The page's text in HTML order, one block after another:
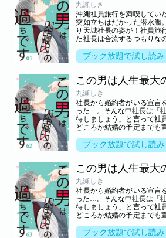
九瀬しき
沖縄社員旅行を満喫してい
突如立ちはだかった潜水艦
り天城社長の姿が！社員旅
た社長は合流するつもり
ブック放題で試し読み
この男は人生最大
九瀬しき
社長から婚約者がいる宣言
った…。そんな中社長は「
待しましょう」と言って社
どころか結婚の予定までも
ブック放題で試し読み
この男は人生最大
九瀬しき
社長から婚約者がいる宣言
った…。そんな中社長は「
待しましょう」と言って社
どころか結婚の予定までも
ブック放題で試し読み